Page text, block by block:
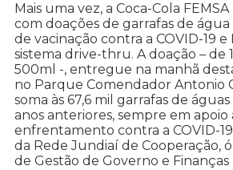
Mais uma vez, a Coca-Cola
com doações de garrafas de água
de vacinação contra a COVID-19
sistema drive-thru. A doação – de
500ml -, entregue na manhã
no Parque Comendador Antonio
soma às 67,6 mil garrafas de
anos anteriores, sempre em apoio
enfrentamento contra a COVID-
da Rede Jundiaí de Cooperação,
de Gestão de Governo e Finanças